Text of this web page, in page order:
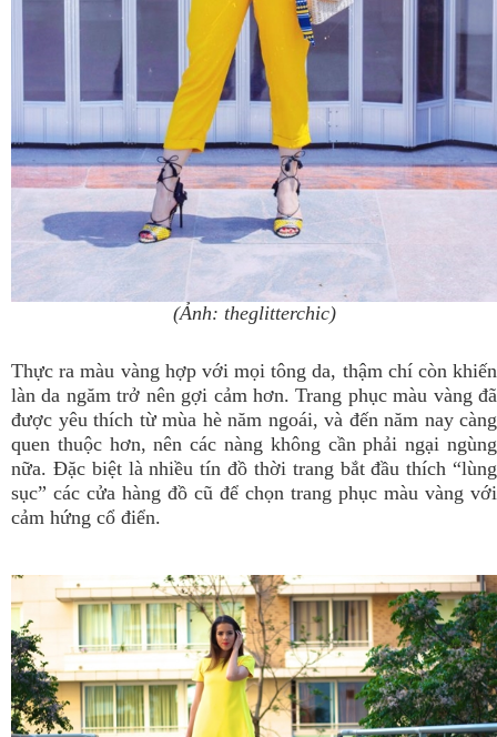
(Ảnh: theglitterchic)
Thực ra màu vàng hợp với mọi tông da, thậm chí còn khiến
làn da ngăm trở nên gợi cảm hơn. Trang phục màu vàng đã
được yêu thích từ mùa hè năm ngoái, và đến năm nay càng
quen thuộc hơn, nên các nàng không cần phải ngại ngùng
nữa. Đặc biệt là nhiều tín đồ thời trang bắt đầu thích “lùng
sục” các cửa hàng đồ cũ để chọn trang phục màu vàng với
cảm hứng cổ điển.